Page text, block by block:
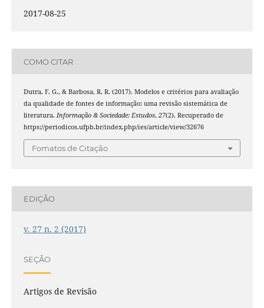
2017-08-25
COMO CITAR
Dutra, F. G., & Barbosa, R. R. (2017). Modelos e critérios para avaliação
da qualidade de fontes de informação: uma revisão sistemática de
literatura. Informação & Sociedade: Estudos, 27(2). Recuperado de
https://periodicos.ufpb.br/index.php/ies/article/view/32676
Fomatos de Citação
EDIÇÃO
v. 27 n. 2 (2017)
SEÇÃO
Artigos de Revisão